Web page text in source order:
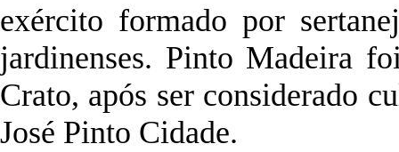
exército formado por
jardinenses. Pinto Madeira
Crato, após ser considerado
José Pinto Cidade.